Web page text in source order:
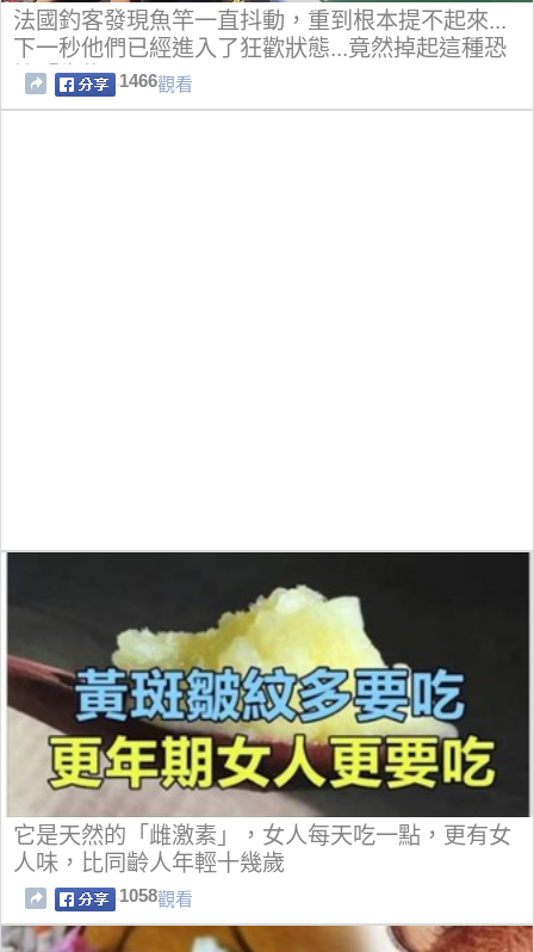
法國釣客發現魚竿一直抖動，重到根本提不起來...
下一秒他們已經進入了狂歡狀態...竟然掉起這種恐
怖『生物』1466觀看
它是天然的「雌激素」，女人每天吃一點，更有女
人味，比同齡人年輕十幾歲
1058觀看